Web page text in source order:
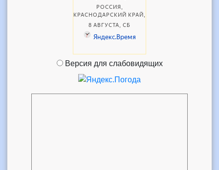
Версия для слабовидящих